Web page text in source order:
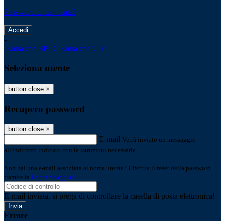
Password dimenticata?
-
Entra con SPID Entra con CIE
Seleziona utente
button close ×
Recupero password
button close ×
E-mail Verrà inviato un messaggio
all'indirizzo indicato con le istruzioni necessarie.
Non hai una e-mail associata al nome utente? Effettua il reset della password
tramite la Login Spaggiari
E-mail inviata, si prega di controllare la casella di posta elettronica!
Errore